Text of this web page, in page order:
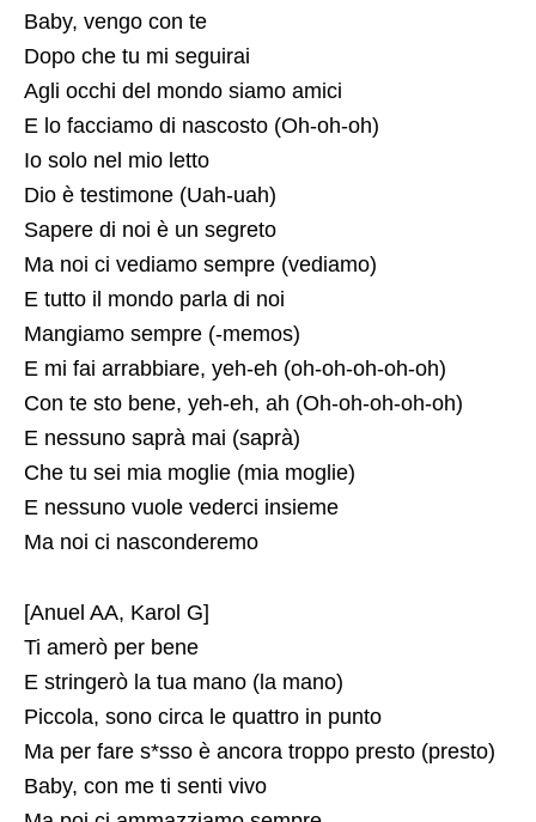
Baby, vengo con te
Dopo che tu mi seguirai
Agli occhi del mondo siamo amici
E lo facciamo di nascosto (Oh-oh-oh)
Io solo nel mio letto
Dio è testimone (Uah-uah)
Sapere di noi è un segreto
Ma noi ci vediamo sempre (vediamo)
E tutto il mondo parla di noi
Mangiamo sempre (-memos)
E mi fai arrabbiare, yeh-eh (oh-oh-oh-oh-oh)
Con te sto bene, yeh-eh, ah (Oh-oh-oh-oh-oh)
E nessuno saprà mai (saprà)
Che tu sei mia moglie (mia moglie)
E nessuno vuole vederci insieme
Ma noi ci nasconderemo
[Anuel AA, Karol G]
Ti amerò per bene
E stringerò la tua mano (la mano)
Piccola, sono circa le quattro in punto
Ma per fare s*sso è ancora troppo presto (presto)
Baby, con me ti senti vivo